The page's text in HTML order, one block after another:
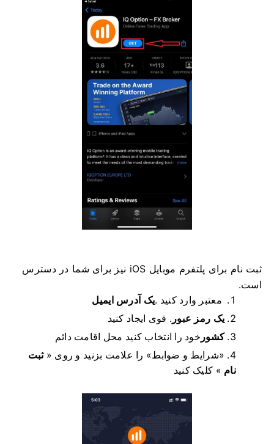
ثبت نام برای پلتفرم موبایل iOS نیز برای شما در دسترس
است.
یک آدرس ایمیلمعتبر وارد کنید .
یک رمز عبور
قوی ایجاد کنید .
کشور
محل اقامت دائم خود را انتخاب کنید
«شرایط و ضوابط» را علامت بزنید و روی «ثبت
نام » کلیک کنید